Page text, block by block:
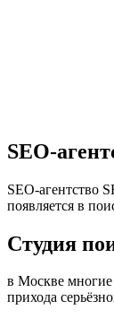
SEO-
SEO-агентство
появляется в
Студия
в Москве многие
прихода